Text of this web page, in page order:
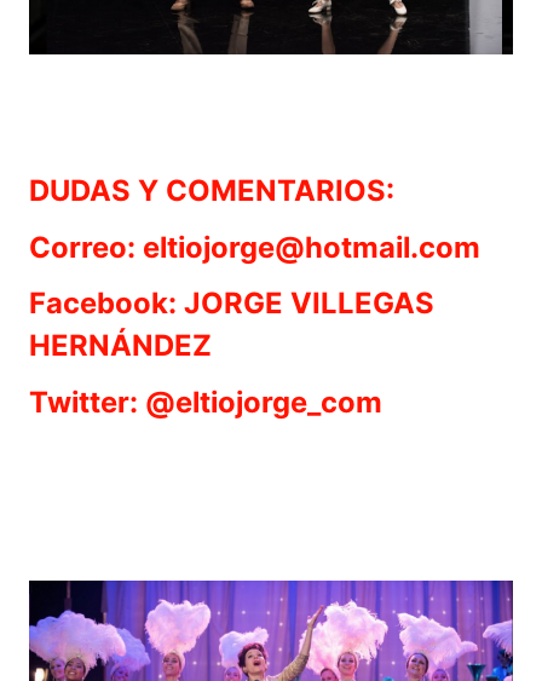
DUDAS Y COMENTARIOS:
Correo: eltiojorge@hotmail.com
Facebook: JORGE VILLEGAS
HERNÁNDEZ
Twitter: @eltiojorge_com